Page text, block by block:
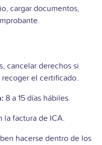
cargar documentos,
cancelar derechos si
el certificado.
8 a 15 días hábiles.
la factura de ICA.
hacerse dentro de los